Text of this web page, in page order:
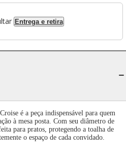
Entrega e retira
é a peça indispensável para quem
à mesa posta. Com seu diâmetro de
para pratos, protegendo a toalha de
o espaço de cada convidado.